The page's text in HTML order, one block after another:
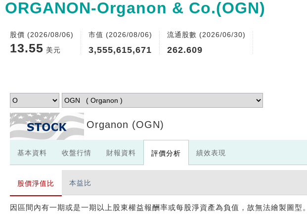
ORGANON-Organon & Co.(OGN)
股價 (2026/08/06)
13.55 美元
市值 (2026/08/06)
3,555,615,671
流通股數 (2026/06/30)
262.609
Organon (OGN)
基本資料 收盤行情 財報資料 評價分析 績效表現
股價淨值比 本益比
因區間內有一期或是一期以上股東權益報酬率或每股淨資產為負值，故無法繪製圖型。